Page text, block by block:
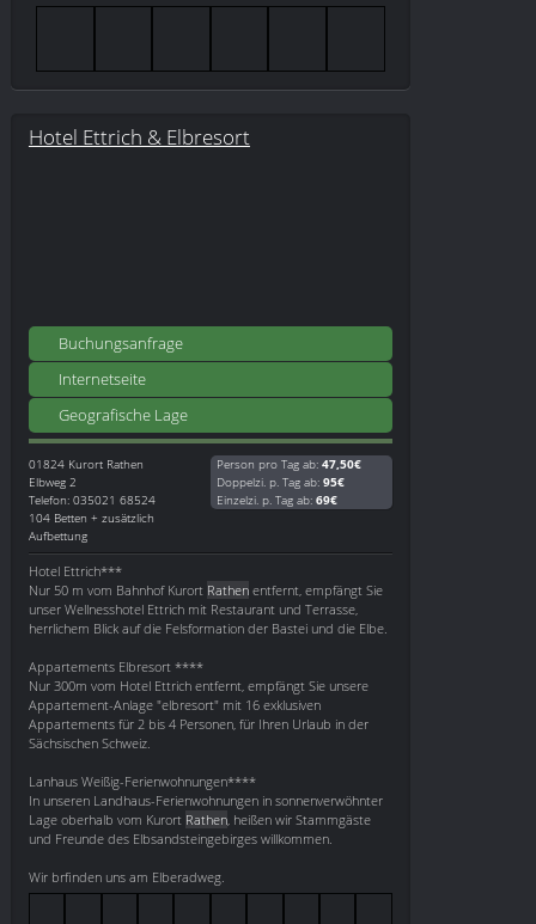
Hotel Ettrich & Elbresort
Buchungsanfrage
Internetseite
Geografische Lage
01824 Kurort Rathen
Elbweg 2
Telefon: 035021 68524
104 Betten + zusätzlich
Aufbettung
Person pro Tag ab: 47,50€
Doppelzi. p. Tag ab: 95€
Einzelzi. p. Tag ab: 69€
Hotel Ettrich***
Nur 50 m vom Bahnhof Kurort Rathenentfernt, empfängt Sie
unser Wellnesshotel Ettrich mit Restaurant und Terrasse,
herrlichem Blick auf die Felsformation der Bastei und die Elbe.
Appartements Elbresort ****
Nur 300m vom Hotel Ettrich entfernt, empfängt Sie unsere
Appartement-Anlage "elbresort" mit 16 exklusiven
Appartements für 2 bis 4 Personen, für Ihren Urlaub in der
Sächsischen Schweiz.
Lanhaus Weißig-Ferienwohnungen****
In unseren Landhaus-Ferienwohnungen in sonnenverwöhnter
Lage oberhalb vom Kurort Rathen, heißen wir Stammgäste
und Freunde des Elbsandsteingebirges willkommen.
Wir brfinden uns am Elberadweg.